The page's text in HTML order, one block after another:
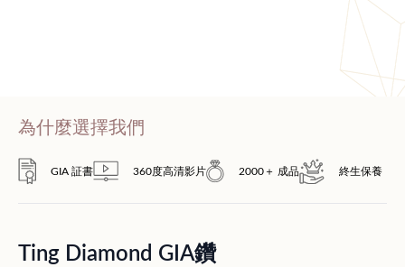
為什麼選擇我們
GIA 証書 360度高清影片 2000＋ 成品 終生保養
Ting Diamond GIA鑽